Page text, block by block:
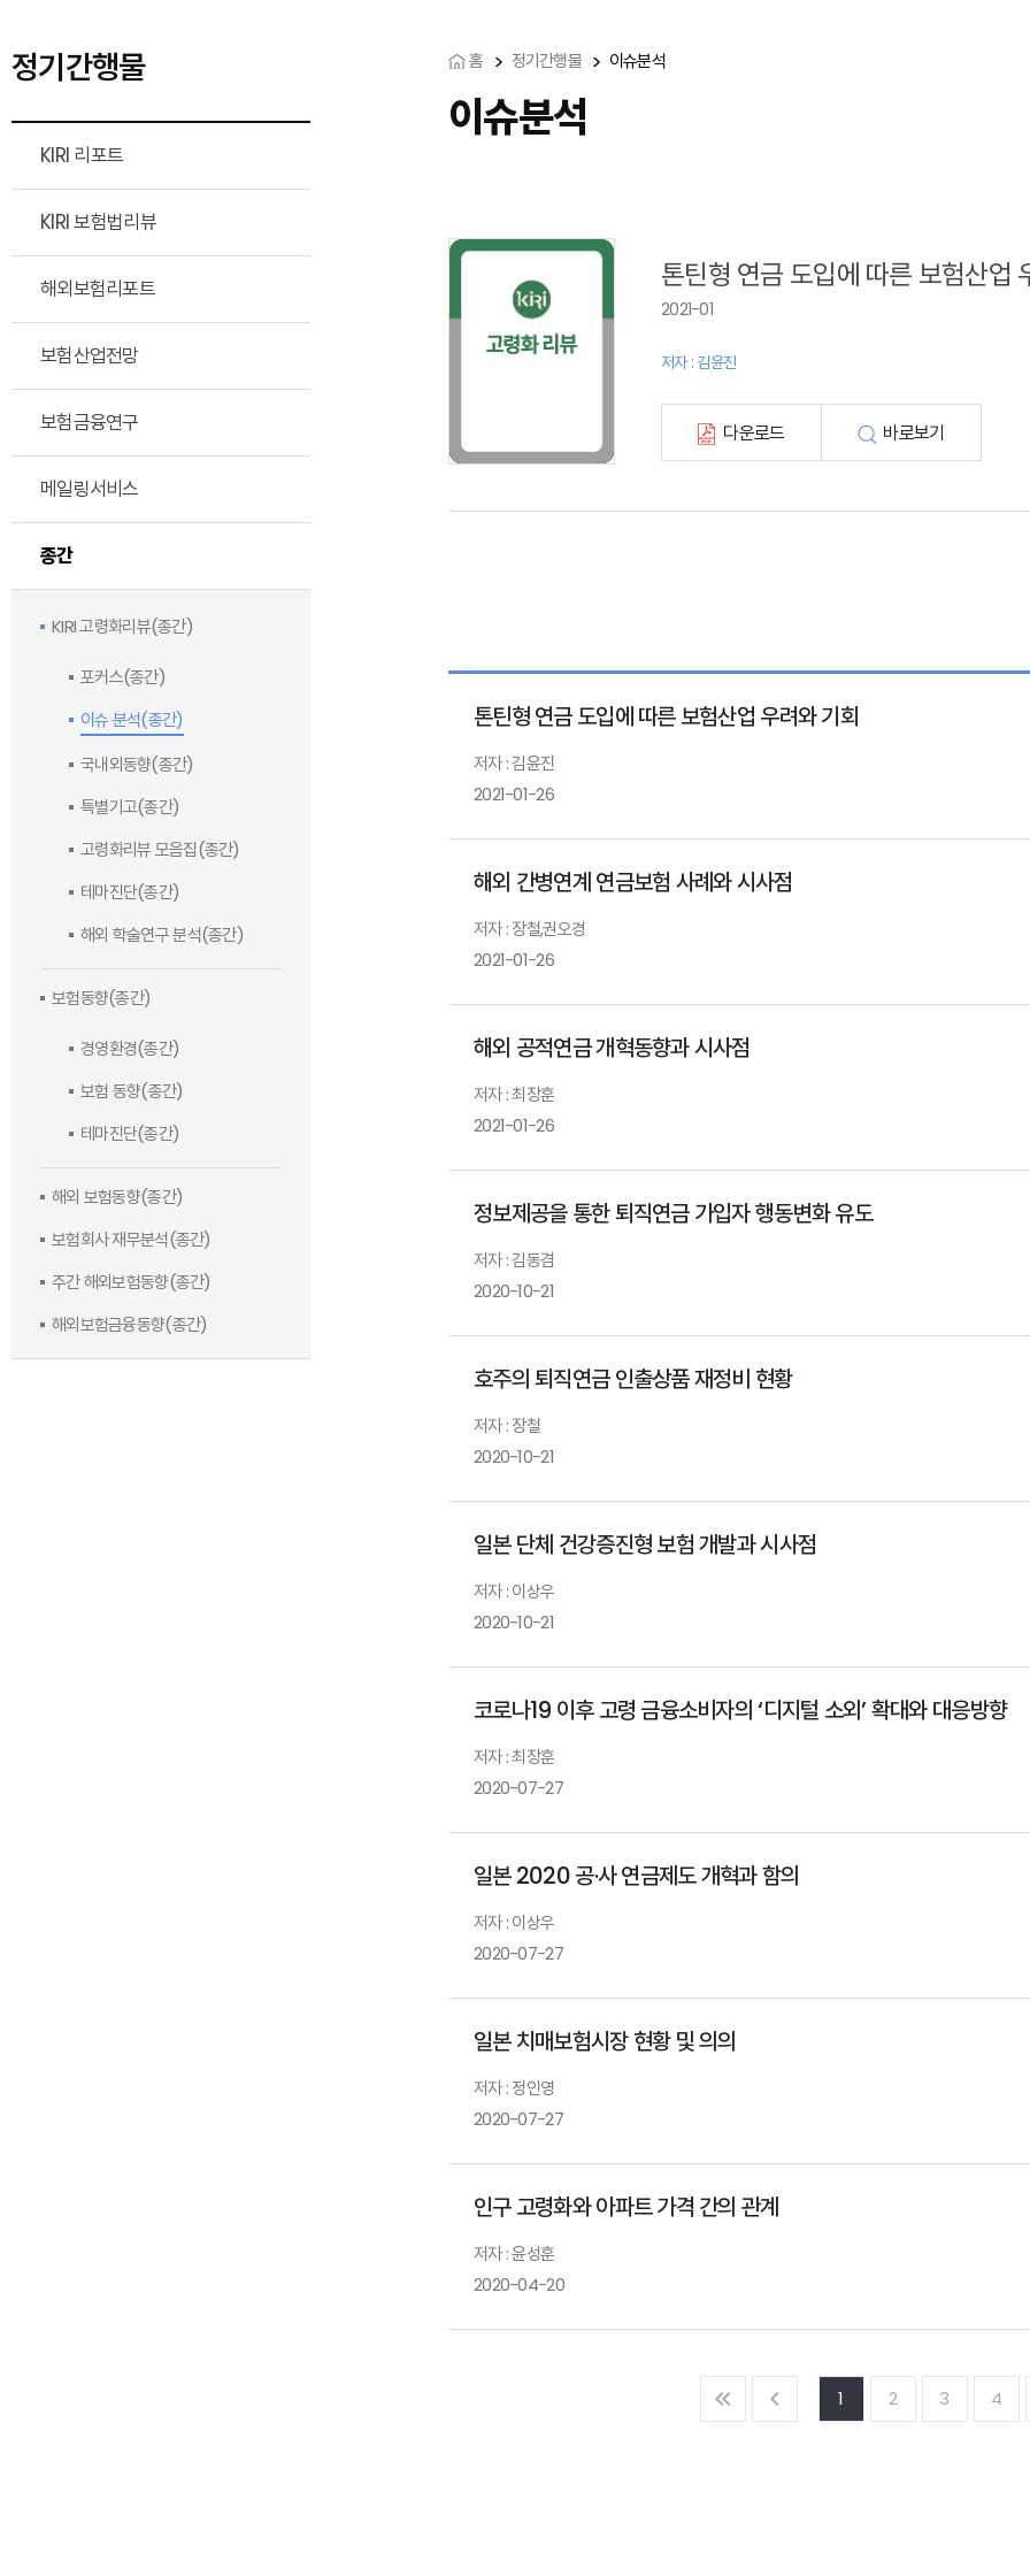
정기간행물
KIRI 리포트
KIRI 보험법리뷰
해외보험리포트
보험산업전망
보험금융연구
메일링서비스
종간
KIRI 고령화리뷰(종간)
포커스(종간)
이슈 분석(종간)
국내외동향(종간)
특별기고(종간)
고령화리뷰 모음집(종간)
테마진단(종간)
해외 학술연구 분석(종간)
보험동향(종간)
경영환경(종간)
보험 동향(종간)
테마진단(종간)
해외 보험동향(종간)
보험회사 재무분석(종간)
주간 해외보험동향(종간)
해외보험금융동향(종간)
홈 정기간행물 이슈분석
이슈분석
톤틴형 연금 도입에 따른 보험산업
2021-01
저자 : 김윤진
다운로드 바로보기
톤틴형 연금 도입에 따른 보험산업 우려와 기회
저자 : 김윤진
2021-01-26
해외 간병연계 연금보험 사례와 시사점
저자 : 장철,권오경
2021-01-26
해외 공적연금 개혁동향과 시사점
저자 : 최장훈
2021-01-26
정보제공을 통한 퇴직연금 가입자 행동변화 유도
저자 : 김동겸
2020-10-21
호주의 퇴직연금 인출상품 재정비 현황
저자 : 장철
2020-10-21
일본 단체 건강증진형 보험 개발과 시사점
저자 : 이상우
2020-10-21
코로나19 이후 고령 금융소비자의 ‘디지털 소외’ 확대와 대응방향
저자 : 최장훈
2020-07-27
일본 2020 공·사 연금제도 개혁과 함의
저자 : 이상우
2020-07-27
일본 치매보험시장 현황 및 의의
저자 : 정인영
2020-07-27
인구 고령화와 아파트 가격 간의 관계
저자 : 윤성훈
2020-04-20
1 2 3 4